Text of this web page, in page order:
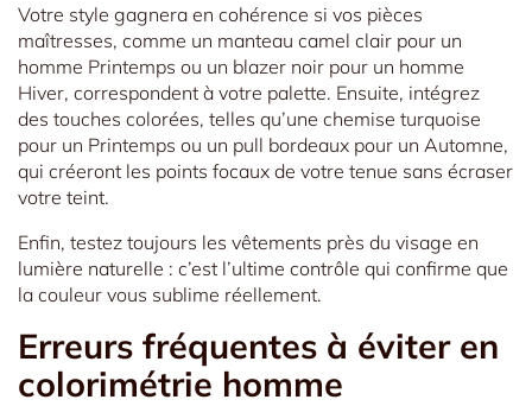
Votre style gagnera en cohérence si vos pièces
maîtresses, comme un manteau camel clair pour un
homme Printemps ou un blazer noir pour un homme
Hiver, correspondent à votre palette. Ensuite, intégrez
des touches colorées, telles qu’une chemise turquoise
pour un Printemps ou un pull bordeaux pour un Automne,
qui créeront les points focaux de votre tenue sans écraser
votre teint.
Enfin, testez toujours les vêtements près du visage en
lumière naturelle : c’est l’ultime contrôle qui confirme que
la couleur vous sublime réellement.
Erreurs fréquentes à éviter en
colorimétrie homme